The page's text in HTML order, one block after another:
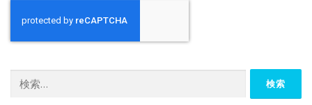
索: